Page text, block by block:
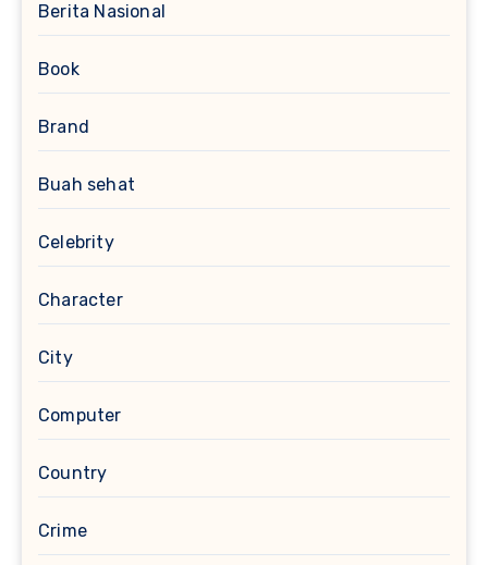
Berita Nasional
Book
Brand
Buah sehat
Celebrity
Character
City
Computer
Country
Crime